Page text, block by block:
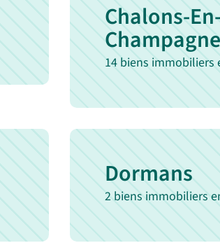
Chalons-En-
Champagne
14 biens immobiliers
Dormans
2 biens immobiliers